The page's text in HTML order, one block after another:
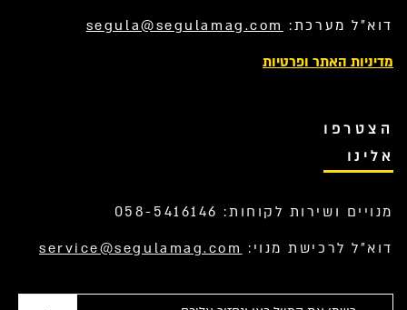
דוא”ל מערכת: segula@segulamag.com
מדיניות האתר ופרטיות
הצטרפו
אלינו
מנויים ושירות לקוחות: 058-5416146
דוא”ל לרכישת מנוי: service@segulamag.com